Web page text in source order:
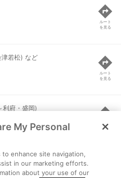
ルート
を見る
若松) など
ルート
を見る
利府・盛岡)
ルート
を見る
～会津若松)
My Personal
enhance site navigation,
in our marketing efforts.
about your use of our